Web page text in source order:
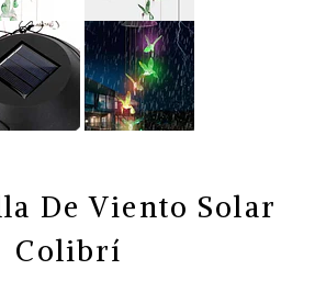
De Viento Solar
Colibrí